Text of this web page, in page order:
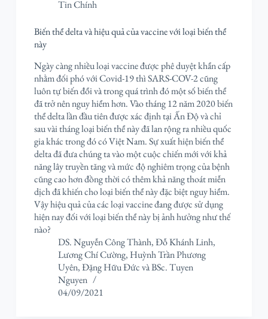
Tin Chính
Biến thể delta và hiệu quả của vaccine với loại biến thể
này
Ngày càng nhiều loại vaccine được phê duyệt khẩn cấp
nhằm đối phó với Covid-19 thì SARS-COV-2 cũng
luôn tự biến đổi và trong quá trình đó một số biến thể
đã trở nên nguy hiểm hơn. Vào tháng 12 năm 2020 biến
thể delta lần đầu tiên được xác định tại Ấn Độ và chỉ
sau vài tháng loại biến thể này đã lan rộng ra nhiều quốc
gia khác trong đó có Việt Nam. Sự xuất hiện biến thể
delta đã đưa chúng ta vào một cuộc chiến mới với khả
năng lây truyền tăng và mức độ nghiêm trọng của bệnh
cũng cao hơn đồng thời có thêm khả năng thoát miễn
dịch đã khiến cho loại biến thể này đặc biệt nguy hiểm.
Vậy hiệu quả của các loại vaccine đang được sử dụng
hiện nay đối với loại biến thể này bị ảnh hưởng như thế
nào?
DS. Nguyễn Công Thành,Đỗ Khánh Linh,
Lương Chí Cường, Huỳnh Trần Phương
Uyên,Đặng Hữu ĐứcvàBSc. Tuyen
Nguyen
04/09/2021